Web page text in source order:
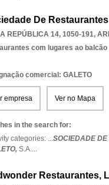
De
REPÚBLICA 14, 1050-191,
com lugares ao balcão
comercial: GALETO
empresa Ver no Mapa
in the search for:
categories: ...SOCIEDADE
S.A....
Restaurantes,